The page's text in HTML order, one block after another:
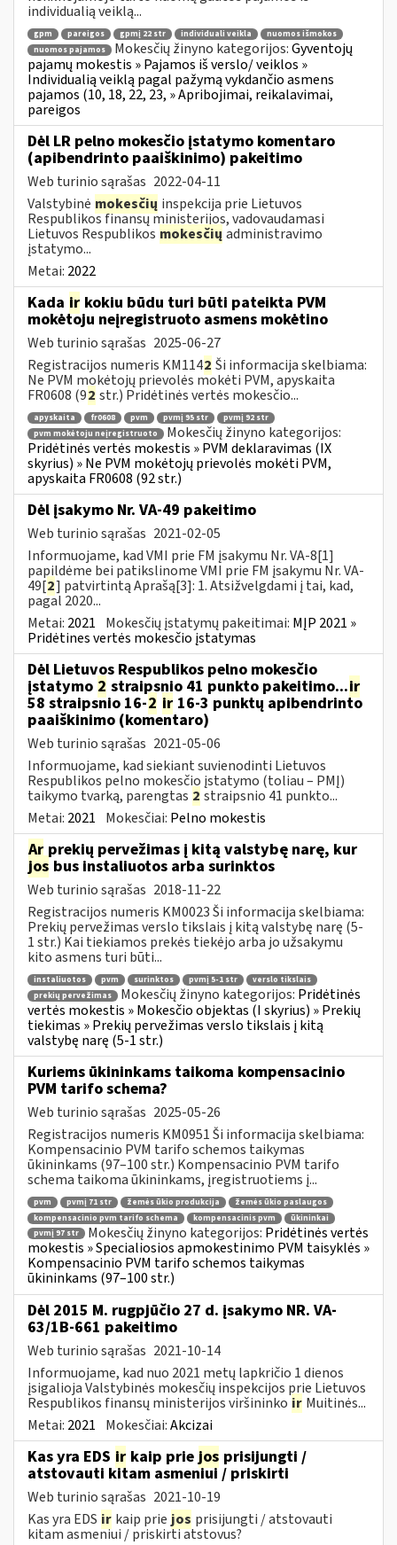
individualią veiklą...
gpm pareigos gpmį 22 str individuali veikla
nuomos išmokos
nuomos pajamos
Mokesčių žinyno kategorijos:Gyventojų
pajamų mokestis » Pajamos iš verslo/ veiklos »
Individualią veiklą pagal pažymą vykdančio asmens
pajamos (10, 18, 22, 23, » Apribojimai, reikalavimai,
pareigos
Dėl LR pelno mokesčio įstatymo komentaro
(apibendrinto paaiškinimo) pakeitimo
Web turinio sąrašas 2022-04-11
Valstybinė mokesčių inspekcija prie Lietuvos
Respublikos finansų ministerijos, vadovaudamasi
Lietuvos Respublikos mokesčių administravimo
įstatymo...
Metai: 2022
Kada ir kokiu būdu turi būti pateikta PVM
mokėtoju neįregistruoto asmens mokėtino
Web turinio sąrašas 2025-06-27
Registracijos numeris KM1142 Ši informacija skelbiama:
Ne PVM mokėtojų prievolės mokėti PVM, apyskaita
FR0608 (92 str.) Pridėtinės vertės mokesčio...
apyskaita fr0608 pvm pvmį 95 str
pvmį 92 str
pvm mokėtoju neįregistruoto
Mokesčių žinyno kategorijos:
Pridėtinės vertės mokestis » PVM deklaravimas (IX
skyrius) » Ne PVM mokėtojų prievolės mokėti PVM,
apyskaita FR0608 (92 str.)
Dėl įsakymo Nr. VA-49 pakeitimo
Web turinio sąrašas 2021-02-05
Informuojame, kad VMI prie FM įsakymu Nr. VA-8[1]
papildėme bei patikslinome VMI prie FM įsakymu Nr. VA-
49[2] patvirtintą Aprašą[3]: 1. Atsižvelgdami į tai, kad,
pagal 2020...
Metai: 2021 Mokesčių įstatymų pakeitimai: MĮP 2021 »
Pridėtines vertės mokesčio įstatymas
Dėl Lietuvos Respublikos pelno mokesčio
įstatymo 2 straipsnio 41 punkto pakeitimo...ir
58 straipsnio 16-2 ir 16-3 punktų apibendrinto
paaiškinimo (komentaro)
Web turinio sąrašas 2021-05-06
Informuojame, kad siekiant suvienodinti Lietuvos
Respublikos pelno mokesčio įstatymo (toliau – PMĮ)
taikymo tvarką, parengtas 2 straipsnio 41 punkto...
Metai: 2021 Mokesčiai: Pelno mokestis
Ar prekių pervežimas į kitą valstybę narę, kur
jos bus instaliuotos arba surinktos
Web turinio sąrašas 2018-11-22
Registracijos numeris KM0023 Ši informacija skelbiama:
Prekių pervežimas verslo tikslais į kitą valstybę narę (5-
1 str.) Kai tiekiamos prekės tiekėjo arba jo užsakymu
kito asmens turi būti...
instaliuotos pvm surinktos pvmį 5-1 str
verslo tikslais
prekių pervežimas
Mokesčių žinyno kategorijos: Pridėtinės
vertės mokestis » Mokesčio objektas (I skyrius) » Prekių
tiekimas » Prekių pervežimas verslo tikslais į kitą
valstybę narę (5-1 str.)
Kuriems ūkininkams taikoma kompensacinio
PVM tarifo schema?
Web turinio sąrašas 2025-05-26
Registracijos numeris KM0951 Ši informacija skelbiama:
Kompensacinio PVM tarifo schemos taikymas
ūkininkams (97–100 str.) Kompensacinio PVM tarifo
schema taikoma ūkininkams, įregistruotiems į...
pvm pvmį 71 str žemės ūkio produkcija
žemės ūkio paslaugos
kompensacinio pvm tarifo schema
kompensacinis pvm
ūkininkai
pvmį 97 str
Mokesčių žinyno kategorijos: Pridėtinės vertės
mokestis » Specialiosios apmokestinimo PVM taisyklės »
Kompensacinio PVM tarifo schemos taikymas
ūkininkams (97–100 str.)
Dėl 2015 M. rugpjūčio 27 d. įsakymo NR. VA-
63/1B-661 pakeitimo
Web turinio sąrašas 2021-10-14
Informuojame, kad nuo 2021 metų lapkričio 1 dienos
įsigalioja Valstybinės mokesčių inspekcijos prie Lietuvos
Respublikos finansų ministerijos viršininko ir Muitinės...
Metai: 2021 Mokesčiai:Akcizai
Kas yra EDS ir kaip prie jos prisijungti /
atstovauti kitam asmeniui / priskirti
Web turinio sąrašas 2021-10-19
Kas yra EDS ir kaip prie jos prisijungti / atstovauti
kitam asmeniui / priskirti atstovus?